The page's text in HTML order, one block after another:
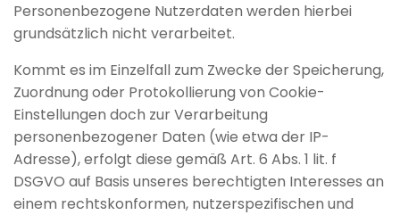
Personenbezogene Nutzerdaten werden hierbei
grundsätzlich nicht verarbeitet.
Kommt es im Einzelfall zum Zwecke der Speicherung,
Zuordnung oder Protokollierung von Cookie-
Einstellungen doch zur Verarbeitung
personenbezogener Daten (wie etwa der IP-
Adresse), erfolgt diese gemäß Art. 6 Abs. 1 lit. f
DSGVO auf Basis unseres berechtigten Interesses an
einem rechtskonformen, nutzerspezifischen und